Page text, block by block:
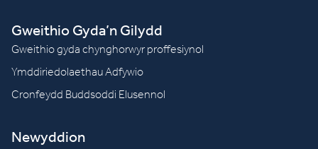
Gweithio Gyda’n Gilydd
Gweithio gyda chynghorwyr proffesiynol
Ymddiriedolaethau Adfywio
Cronfeydd Buddsoddi Elusennol
Newyddion